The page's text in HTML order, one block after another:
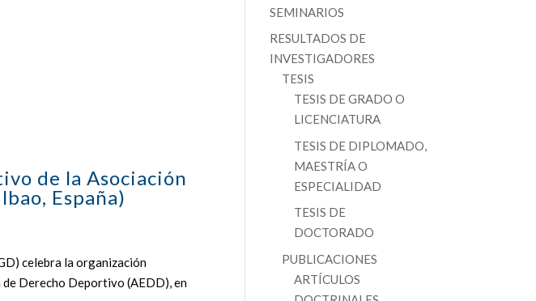
de la Asociación
España)
celebra la organización
Derecho Deportivo (AEDD), en
SEMINARIOS
RESULTADOS DE
INVESTIGADORES
TESIS
TESIS DE GRADO O
LICENCIATURA
TESIS DE DIPLOMADO,
MAESTRÍA O
ESPECIALIDAD
TESIS DE
DOCTORADO
PUBLICACIONES
ARTÍCULOS